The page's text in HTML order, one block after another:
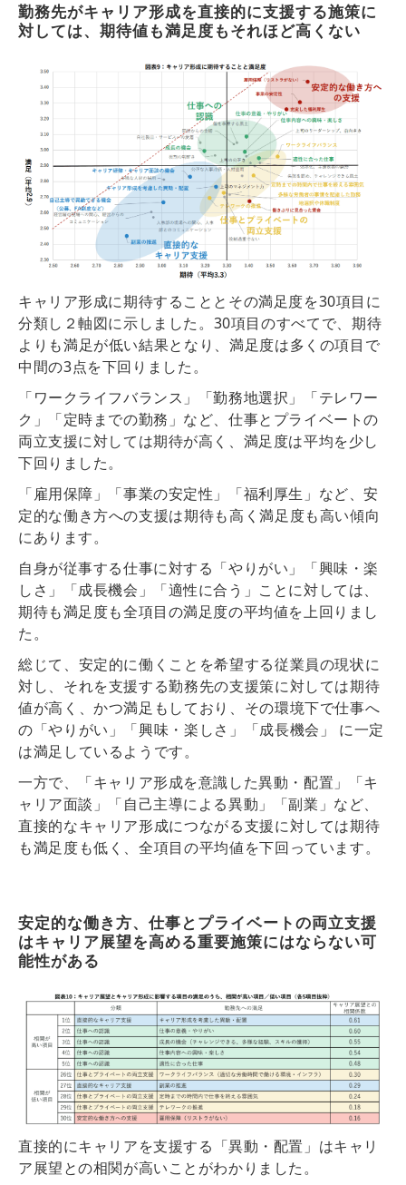
勤務先がキャリア形成を直接的に支援する施策に
対しては、期待値も満足度もそれほど高くない
キャリア形成に期待することとその満足度を30項目に
分類し２軸図に示しました。 30項目のすべてで、期待
よりも満足が低い結果となり、満足度は多くの項目で
中間の3点を下回り ました。
「ワークライフバランス」「勤務地選択」「テレワー
ク」「定時までの勤務」など、仕事とプライベートの
両立支援に対しては期待が高く、満足度は平均を少し
下回りました。
「雇用保障」「事業の安定性」「福利厚生」など、安
定的な働き方への支援は期待も高く満足度も高い傾向
にあります。
自身が従事する仕事に対する「やりがい」「興味・楽
しさ」「成長機会」「適性に合う」ことに対しては、
期待も満足度も全項目の満足度の平均値を上回りまし
た。
総じて、安定的に働くことを希望する従業員の現状に
対し、それを支援する勤務先の支援策に対しては期待
値が高く、かつ満足もしており、その環境下で仕事へ
の「やりがい」「興味・楽しさ」「成長機会」 に一定
は満足しているようです。
一方で、「キャリア形成を意識した異動・配置」「キ
ャリア面談」「自己主導による異動」「副業」など、
直接的なキャリア形成につながる支援に対しては期待
も満足度も低く、全項目の平均値を下回っています。
安定的な働き方、仕事とプライベートの両立支援
はキャリア展望を高める重要施策にはならない可
能性がある
直接的にキャリアを支援する 「異動・配置」はキャリ
ア展望との相関が高いことがわかりました。